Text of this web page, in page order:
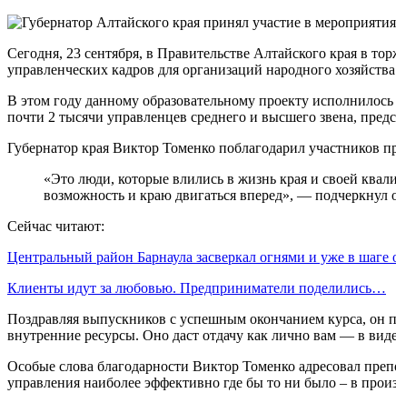
Сегодня, 23 сентября, в Правительстве Алтайского края в
управленческих кадров для организаций народного
В этом году данному образовательному проекту
почти 2 тысячи управленцев среднего и высшего звена,
Губернатор края Виктор Томенко поблагодарил
«Это люди, которые влились в жизнь края и своей
возможность и краю двигаться вперед», — подчеркнул
Сейчас читают:
Центральный район Барнаула засверкал огнями и уже в
Клиенты идут за любовью. Предприниматели поделились…
Поздравляя выпускников с успешным окончанием курса, он
внутренние ресурсы. Оно даст отдачу как лично вам — в
Особые слова благодарности Виктор Томенко адресовал
управления наиболее эффективно где бы то ни было – в